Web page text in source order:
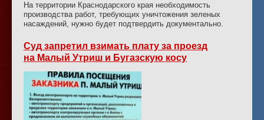
На территории Краснодарского края необходимость
производства работ, требующих уничтожения зеленых
насаждений, нужно будет подтвердить документально.
Суд запретил взимать плату за проезд
на Малый Утриш и Бугазскую косу